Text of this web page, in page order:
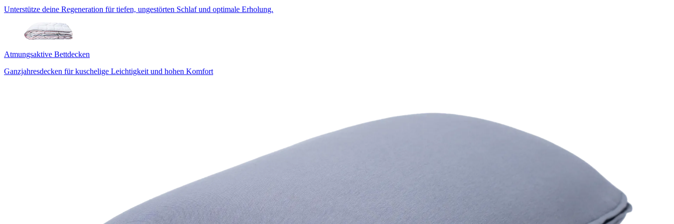
Unterstütze deine Regeneration für tiefen, ungestörten Schlaf und optimale Erholung.
Atmungsaktive Bettdecken
Ganzjahresdecken für kuschelige Leichtigkeit und hohen Komfort